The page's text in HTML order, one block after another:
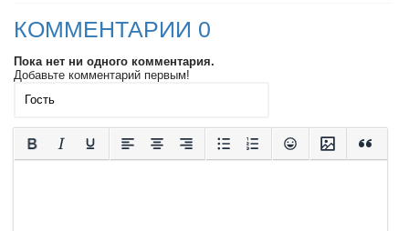
КОММЕНТАРИИ 0
Пока нет ни одного комментария.
Добавьте комментарий первым!